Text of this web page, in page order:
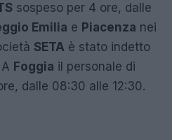
sospeso per 4 ore, dalle
Emilia e Piacenza nei
SETA è stato indetto
Foggia il personale di
dalle 08:30 alle 12:30.